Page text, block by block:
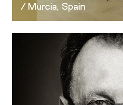
/ Murcia, Spain